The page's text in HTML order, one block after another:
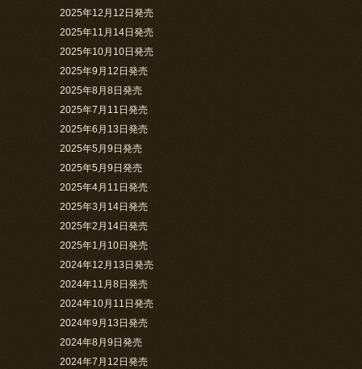
2025年12月12日発売
2025年11月14日発売
2025年10月10日発売
2025年9月12日発売
2025年8月8日発売
2025年7月11日発売
2025年6月13日発売
2025年5月9日発売
2025年5月9日発売
2025年4月11日発売
2025年3月14日発売
2025年2月14日発売
2025年1月10日発売
2024年12月13日発売
2024年11月8日発売
2024年10月11日発売
2024年9月13日発売
2024年8月9日発売
2024年7月12日発売